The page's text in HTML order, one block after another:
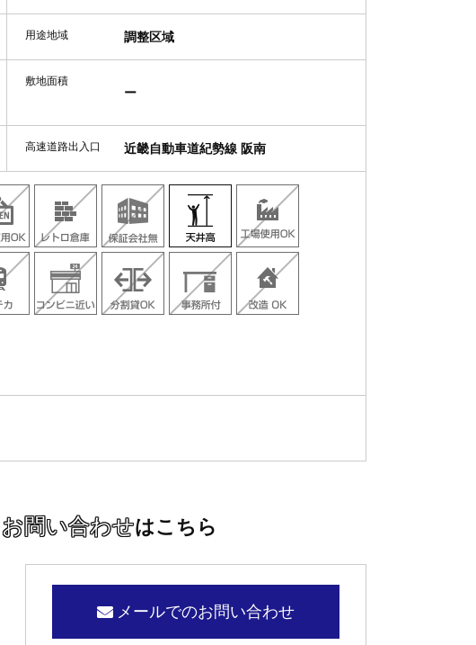
用途地域 調整区域
敷地面積
ー
高速道路出入口 近畿自動車道紀勢線 阪南
お問い合わせはこちら
メールでのお問い合わせ